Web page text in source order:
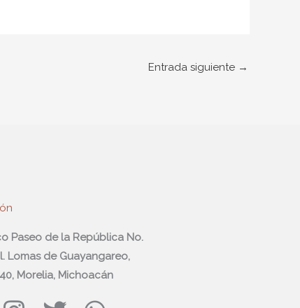
Entrada siguiente →
Paseo de la República No.
Lomas de Guayangareo,
Morelia, Michoacán